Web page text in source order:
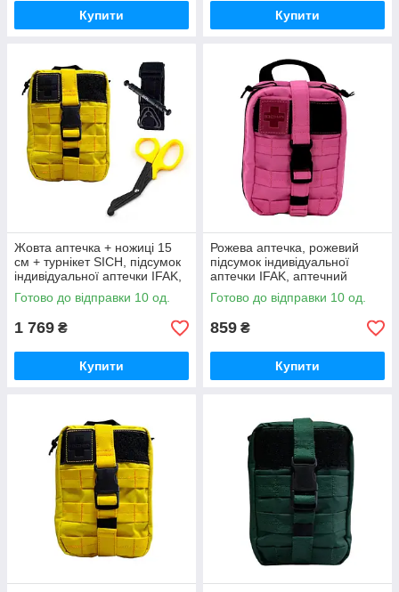
Купити Купити
Жовта аптечка + ножиці 15
см + турнікет SICH, підсумок
індивідуальної аптечки IFAK,
аптечний підсумок для
цивільних, дівчат, жінок
Готово до відправки 10 од.
1 769 ₴
Купити
Рожева аптечка, рожевий
підсумок індивідуальної
аптечки IFAK, аптечний
підсумок для цивільних,
дівчат, жінок, любителів
Готово до відправки 10 од.
859 ₴
Купити